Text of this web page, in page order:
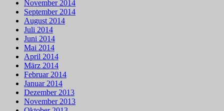
November 2014
September 2014
August 2014
Juli 2014
Juni 2014
Mai 2014
April 2014
März 2014
Februar 2014
Januar 2014
Dezember 2013
November 2013